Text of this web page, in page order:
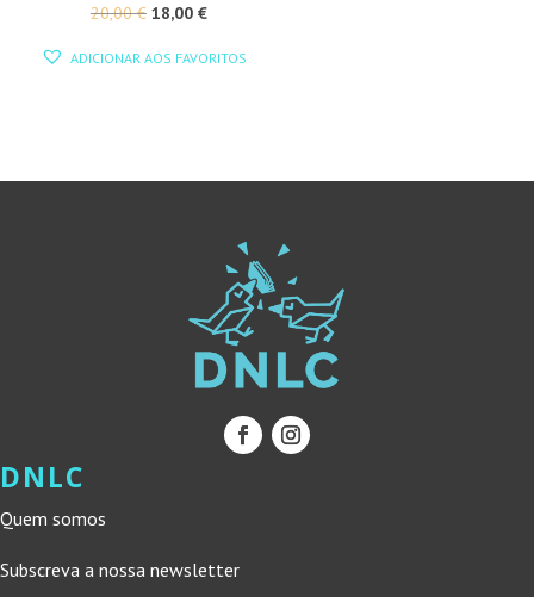
20,00€ O
18,00 €O
ADICIONAR AOS FAVORITOS
DNLC
Quem somos
Subscreva a nossa newsletter